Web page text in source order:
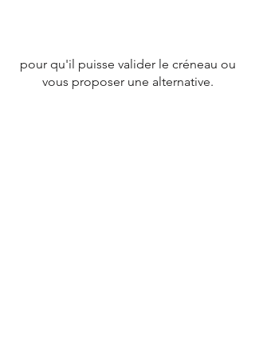
pour qu'il puisse valider le créneau ou
vous proposer une alternative.